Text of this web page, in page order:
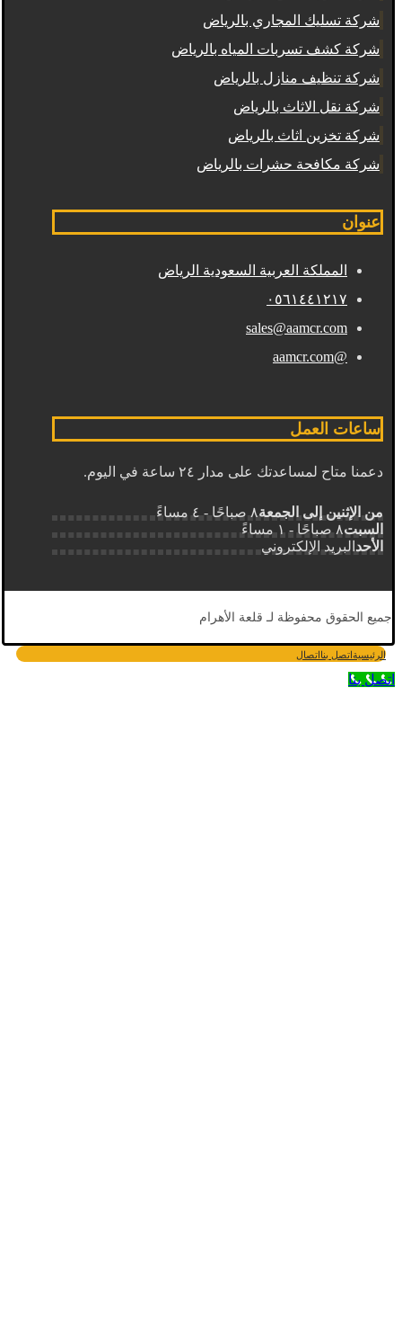
شركة تسليك المجاري بالرياض
شركة كشف تسربات المياه بالرياض
شركة تنظيف منازل بالرياض
شركة نقل الاثاث بالرياض
شركة تخزين اثاث بالرياض
شركة مكافحة حشرات بالرياض
عنوان
المملكة العربية السعودية الرياض
٠٥٦١٤٤١٢١٧
sales@aamcr.com
@aamcr.com
ساعات العمل
دعمنا متاح لمساعدتك على مدار ٢٤ ساعة في اليوم.
من الإثنين إلى الجمعة٨ صباحًا - ٤ مساءً
السبت٨ صباحًا - ١ مساءً
الأحدالبريد الإلكتروني
جميع الحقوق محفوظة لـ قلعة الأهرام
الرئيسيةاتصل بنااتصال
اتصل بنا